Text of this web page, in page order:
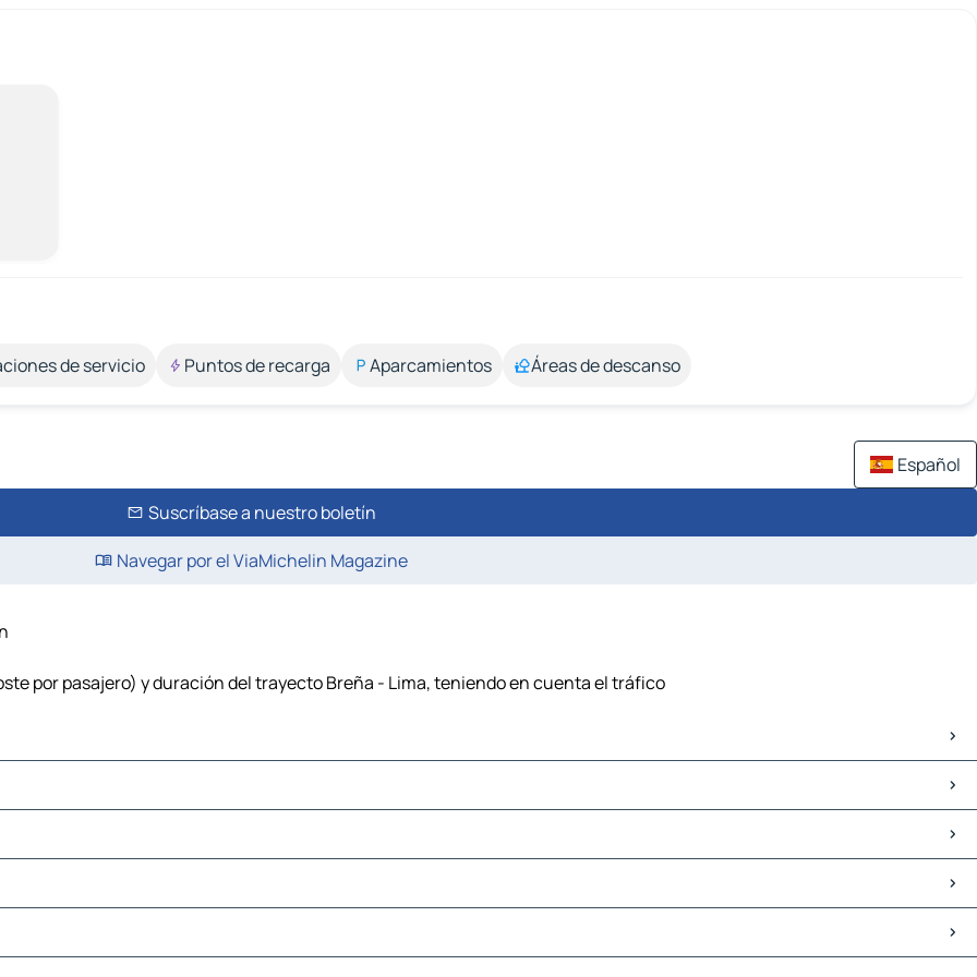
de servicio Puntos de recarga Aparcamientos Áreas de descanso
Español
Suscríbase a nuestro boletín
Navegar por el ViaMichelin Magazine
por pasajero) y duración del trayecto Breña - Lima, teniendo en cuenta el tráfico